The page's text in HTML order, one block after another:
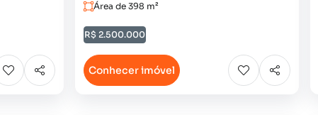
Área de 398 m²
R$ 2.500.000
Conhecer imóvel